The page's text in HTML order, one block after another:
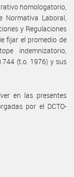
homologatorio,
Normativa Laboral,
y Regulaciones
fijar el promedio de
indemnizatorio,
(t.o. 1976) y sus
en las presentes
por el DCTO-